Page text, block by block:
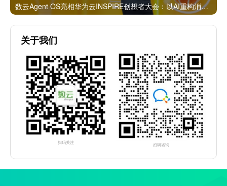
数云Agent OS亮相华为云INSPIRE创想者大会：以AI重构消费者运营与零售营销新范式
关于我们
扫码关注 扫码咨询